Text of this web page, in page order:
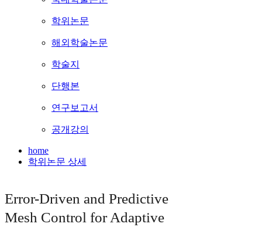
학위논문
해외학술논문
학술지
단행본
연구보고서
공개강의
home
학위논문 상세
Error-Driven and Predictive
Mesh Control for Adaptive